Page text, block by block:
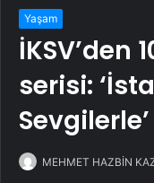
Yaşam
İKSV’den
serisi:
Sevgilerle’
MEHMET HAZBİN